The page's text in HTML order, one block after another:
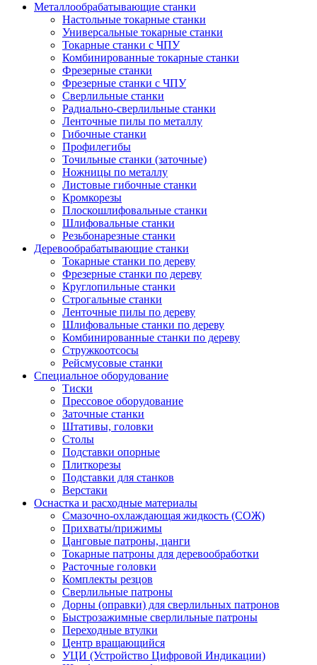
Металлообрабатывающие станки
Настольные токарные станки
Универсальные токарные станки
Токарные станки с ЧПУ
Комбинированные токарные станки
Фрезерные станки
Фрезерные станки с ЧПУ
Сверлильные станки
Радиально-сверлильные станки
Ленточные пилы по металлу
Гибочные станки
Профилегибы
Точильные станки (заточные)
Ножницы по металлу
Листовые гибочные станки
Кромкорезы
Плоскошлифовальные станки
Шлифовальные станки
Резьбонарезные станки
Деревообрабатывающие станки
Токарные станки по дереву
Фрезерные станки по дереву
Круглопильные станки
Строгальные станки
Ленточные пилы по дереву
Шлифовальные станки по дереву
Комбинированные станки по дереву
Стружкоотсосы
Рейсмусовые станки
Специальное оборудование
Тиски
Прессовое оборудование
Заточные станки
Штативы, головки
Столы
Подставки опорные
Плиткорезы
Подставки для станков
Верстаки
Оснастка и расходные материалы
Смазочно-охлаждающая жидкость (СОЖ)
Прихваты/прижимы
Цанговые патроны, цанги
Токарные патроны для деревообработки
Расточные головки
Комплекты резцов
Сверлильные патроны
Дорны (оправки) для сверлильных патронов
Быстрозажимные сверлильные патроны
Переходные втулки
Центр вращающийся
УЦИ (Устройство Цифровой Индикации)